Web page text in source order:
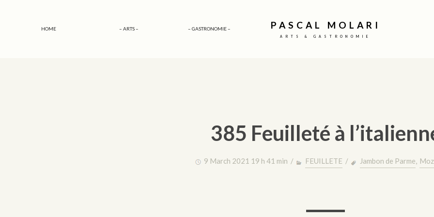
HOME – ARTS – – GASTRONOMIE – PASCAL MOLARI
ARTS & GASTRONOMIE
385 Feuilleté à
9 March 2021 19 h 41 min / FEUILLETE / Jambon de Parme,